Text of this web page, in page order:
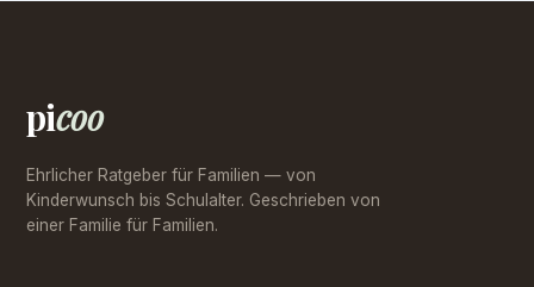
picoo
Ehrlicher Ratgeber für Familien — von
Kinderwunsch bis Schulalter. Geschrieben von
einer Familie für Familien.